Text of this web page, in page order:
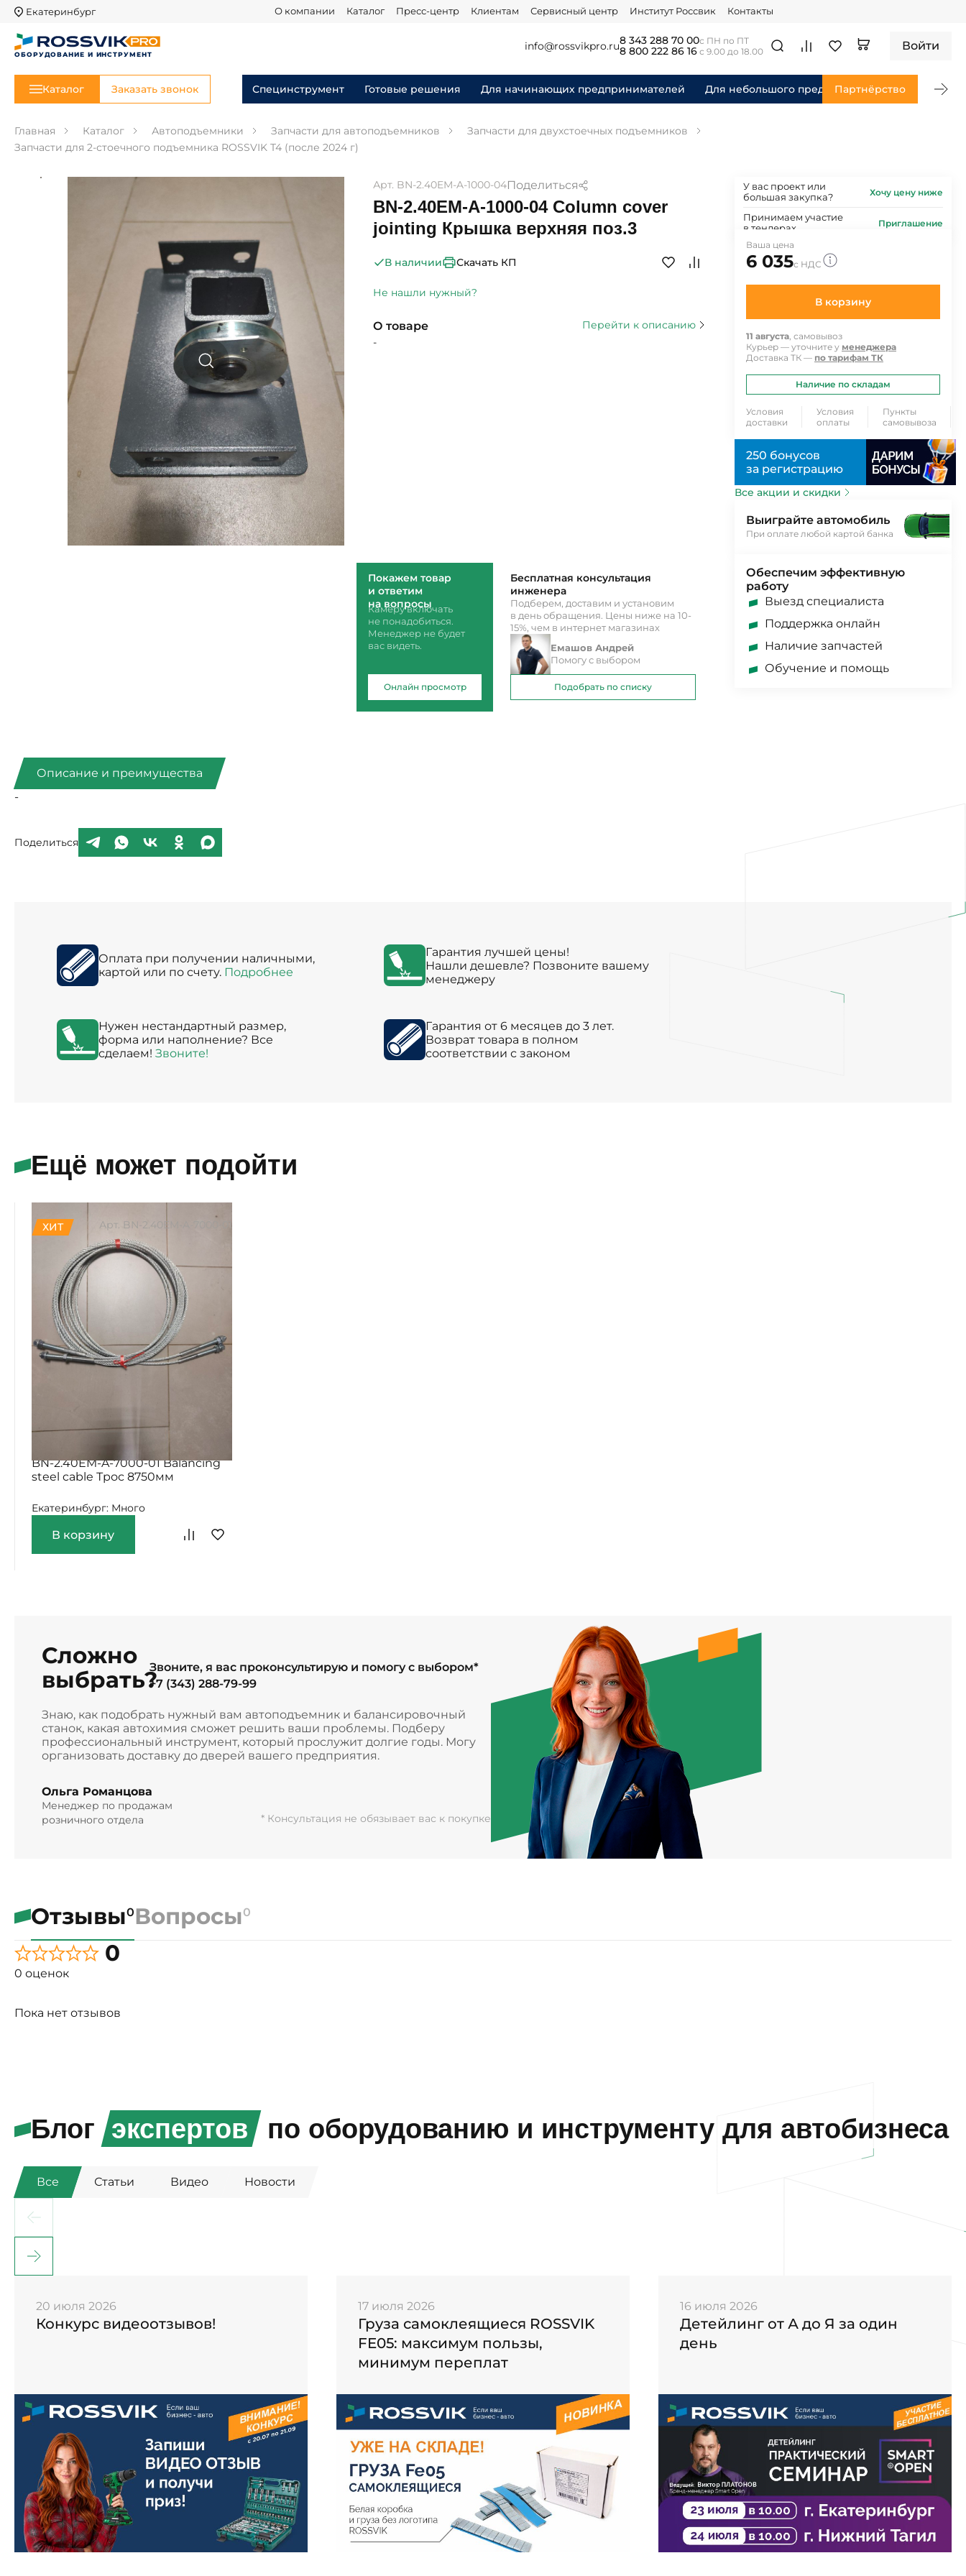
Екатеринбург О компании Каталог Пресс-центр Клиентам Сервисный центр Институт Россвик Контакты
ОБОРУДОВАНИЕ И ИНСТРУМЕНТ
info@rossvikpro.ru8 343 288 70 00
8 800 222 86 16
с ПН по ПТ
с 9.00 до 18.00
Войти
Каталог Заказать звонок Специнструмент Готовые решения Для начинающих предпринимателей Для небольшого предприятия Для
Партнёрство
Главная Каталог Автоподъемники Запчасти для автоподъемников
Запчасти для двухстоечных подъемников
Запчасти для 2-стоечного подъемника ROSSVIK T4 (после 2024 г)
Арт. BN-2.40EM-A-1000-04Поделиться
BN-2.40EM-A-1000-04 Column cover
jointing Крышка верхняя поз.3
В наличии Скачать КП
Не нашли нужный?
О товаре
Перейти к описанию
-
Покажем товар
и ответим
на вопросы
Камеру включать
не понадобиться.
Менеджер не будет
вас видеть.
Онлайн просмотр
Бесплатная консультация
инженера
Подберем, доставим и установим
в день обращения. Цены ниже на 10-
15%, чем в интернет магазинах
Емашов Андрей
Помогу с выбором
Подобрать по списку
У вас проект или
большая закупка?
Хочу цену ниже
Принимаем участие
в тендерах
Приглашение
Ваша цена
6 035с НДС
В корзину
11 августа, самовывоз
Курьер — уточните у менеджера
Доставка ТК — по тарифам ТК
Наличие по складам
Условия
доставки
Условия
оплаты
Пункты
самовывоза
250 бонусов
за регистрацию
Все акции и скидки
Выиграйте автомобиль
При оплате любой картой банка
Обеспечим эффективную
работу
Выезд специалиста
Поддержка онлайн
Наличие запчастей
Обучение и помощь
Описание и преимущества
-
Поделиться
Оплата при получении наличными,
картой или по счету. Подробнее
Гарантия лучшей цены!
Нашли дешевле? Позвоните вашему
менеджеру
Нужен нестандартный размер,
форма или наполнение? Все
сделаем! Звоните!
Гарантия от 6 месяцев до 3 лет.
Возврат товара в полном
соответствии с законом
Ещё может подойти
Арт. BN-2.40EM-A-7000-01
ХИТ
BN-2.40EM-A-7000-01 Balancing
steel cable Трос 8750мм
Екатеринбург: Много
В корзину
Сложно
выбрать?Звоните, я вас проконсультирую и помогу с выбором*
+7 (343) 288-79-99
Знаю, как подобрать нужный вам автоподъемник и балансировочный
станок, какая автохимия сможет решить ваши проблемы. Подберу
профессиональный инструмент, который прослужит долгие годы. Могу
организовать доставку до дверей вашего предприятия.
Ольга Романцова
Менеджер по продажам
розничного отдела
* Консультация не обязывает вас к покупке
Отзывы0Вопросы0
0
0 оценок
Пока нет отзывов
Блог экспертов по оборудованию и инструменту для автобизнеса
Все Статьи Видео Новости
20 июля 2026
Конкурс видеоотзывов!
17 июля 2026
Груза самоклеящиеся ROSSVIK
FE05: максимум пользы,
минимум переплат
16 июля 2026
Детейлинг от А до Я за один
день